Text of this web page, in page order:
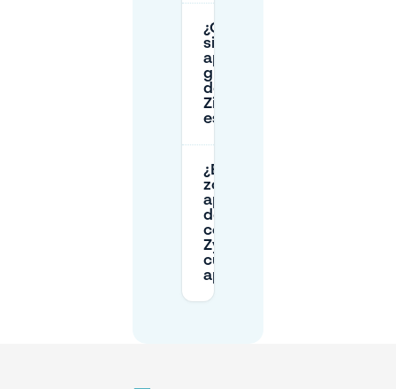
¿Qué debo hacer
si el
aparcamiento
gratuito cerca
de
Zijpendaalseweg
está lleno?
¿Existen
zonas de
aparcamiento
de pago
cerca de Park
Zypendaal y
cuándo se
aplican?